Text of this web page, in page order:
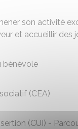
son activité
et accueillir des
bénévole
(CEA)
(CUI) -